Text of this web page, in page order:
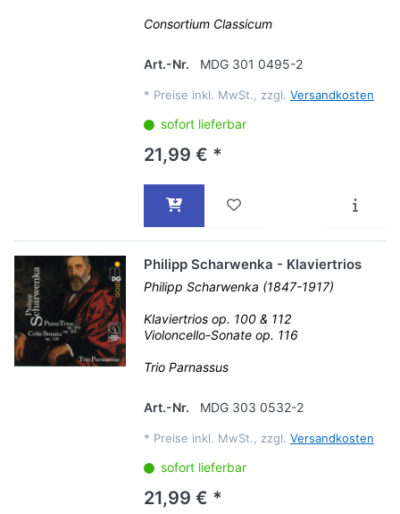
Consortium Classicum
Art.-Nr. MDG 301 0495-2
* Preise inkl. MwSt., zzgl. Versandkosten
sofort lieferbar
21,99 € *
Philipp Scharwenka - Klaviertrios
Philipp Scharwenka (1847-1917)
Klaviertrios op. 100 & 112
Violoncello-Sonate op. 116
Trio Parnassus
Art.-Nr. MDG 303 0532-2
* Preise inkl. MwSt., zzgl. Versandkosten
sofort lieferbar
21,99 € *